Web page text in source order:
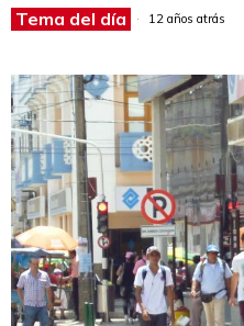
Tema del día 12 años atrás